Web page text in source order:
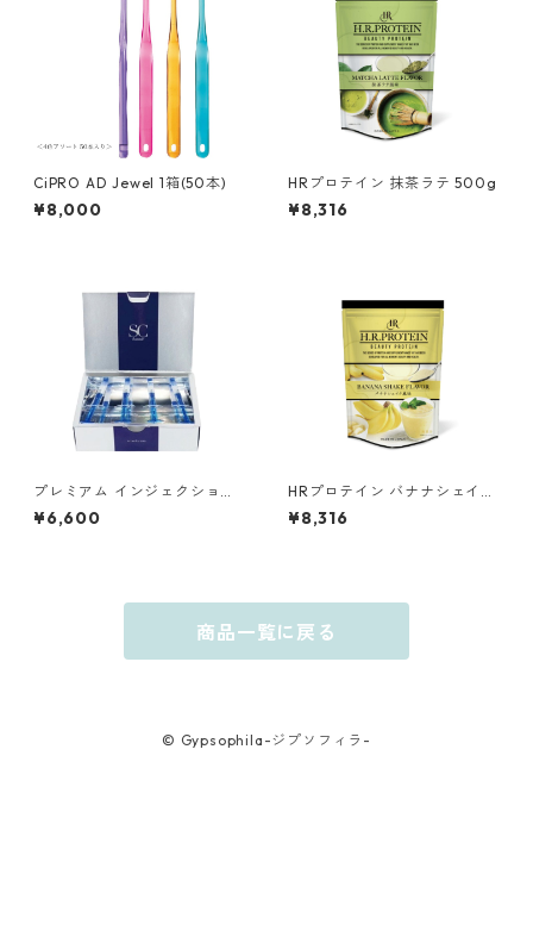
CiPRO AD Jewel 1箱(50本)
¥8,000
HRプロテイン 抹茶ラテ 500g
¥8,316
プレミアム インジェクション
4本入
¥6,600
HRプロテイン バナナシェイク
500g
¥8,316
商品一覧に戻る
© Gypsophila-ジプソフィラ-